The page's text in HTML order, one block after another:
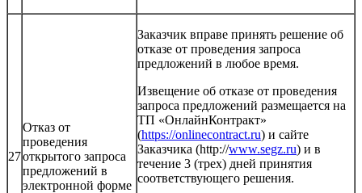
27
Отказ от
проведения
открытого запроса
предложений в
электронной форме
Заказчик вправе принять решение об
отказе от проведения запроса
предложений в любое время.
Извещение об отказе от проведения
запроса предложений размещается на
ТП «ОнлайнКонтракт»
(https://onlinecontract.ru) и сайте
Заказчика (http://www.segz.ru) и в
течение 3 (трех) дней принятия
соответствующего решения.